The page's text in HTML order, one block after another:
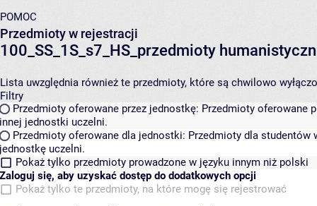
POMOC
Przedmioty w rejestracji
100_SS_1S_s7_HS_przedmioty
Lista uwzględnia również te przedmioty, które są chwilowo
Filtry
Przedmioty oferowane przez jednostkę: Przedmioty oferowane
innej jednostki uczelni.
Przedmioty oferowane dla jednostki: Przedmioty dla studentów
jednostkę uczelni.
Pokaż tylko przedmioty prowadzone w języku innym niż polski
Zaloguj się, aby uzyskać dostęp do dodatkowych opcji
Pokaż tylko te przedmioty, na które mogę się rejestrować